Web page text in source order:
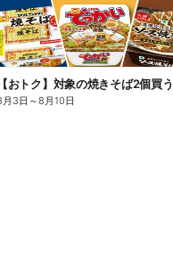
月3日 ～8月10日